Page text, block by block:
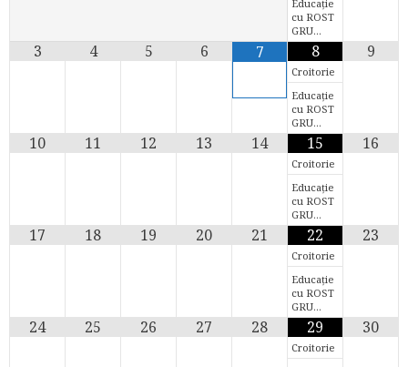
Educație
cu ROST
GRU…
3 4 5 6 7 8
Croitorie
Educație
cu ROST
GRU…
9
10 11 12 13 14 15
Croitorie
Educație
cu ROST
GRU…
16
17 18 19 20 21 22
Croitorie
Educație
cu ROST
GRU…
23
24 25 26 27 28 29
Croitorie
30